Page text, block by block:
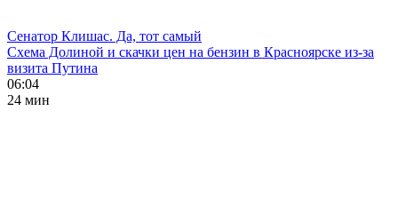
Сенатор Клишас. Да, тот самый
Схема Долиной и скачки цен на бензин в Красноярске из-за
визита Путина
06:04
24 мин